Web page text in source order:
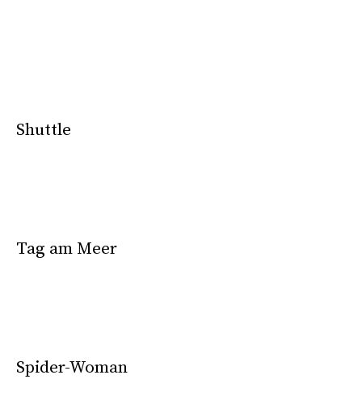
Shuttle
Tag am Meer
Spider-Woman